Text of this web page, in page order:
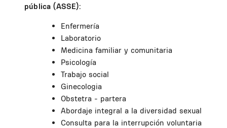
pública (ASSE):
Enfermería
Laboratorio
Medicina familiar y comunitaria
Psicología
Trabajo social
Ginecologia
Obstetra - partera
Abordaje integral a la diversidad sexual
Consulta para la interrupción voluntaria